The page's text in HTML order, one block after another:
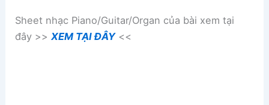
Sheet nhạc Piano/Guitar/Organ của bài xem tại
đây >>XEM TẠI ĐÂY<<